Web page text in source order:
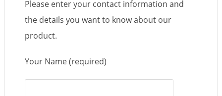
Please enter your contact information and
the details you want to know about our
product.
Your Name (required)